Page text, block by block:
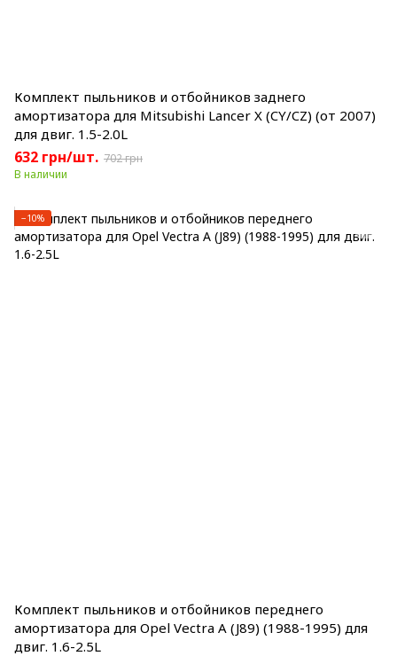
Комплект пыльников и отбойников заднего
амортизатора для Mitsubishi Lancer X (CY/CZ) (от 2007)
для двиг. 1.5-2.0L
632 грн/шт. 702 грн
В наличии
−10%
Комплект пыльников и отбойников переднего
амортизатора для Opel Vectra A (J89) (1988-1995) для
двиг. 1.6-2.5L